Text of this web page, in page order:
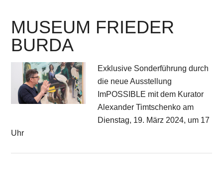
MUSEUM FRIEDER
BURDA
Exklusive Sonderführung durch
die neue Ausstellung
ImPOSSIBLE mit dem Kurator
Alexander Timtschenko am
Dienstag, 19. März 2024, um 17
Uhr